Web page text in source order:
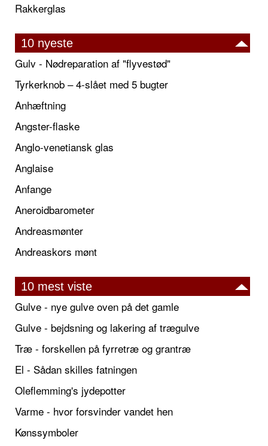
Rakkerglas
10 nyeste
Gulv - Nødreparation af "flyvestød"
Tyrkerknob – 4-slået med 5 bugter
Anhæftning
Angster-flaske
Anglo-venetiansk glas
Anglaise
Anfange
Aneroidbarometer
Andreasmønter
Andreaskors mønt
10 mest viste
Gulve - nye gulve oven på det gamle
Gulve - bejdsning og lakering af trægulve
Træ - forskellen på fyrretræ og grantræ
El - Sådan skilles fatningen
Oleflemming's jydepotter
Varme - hvor forsvinder vandet hen
Kønssymboler